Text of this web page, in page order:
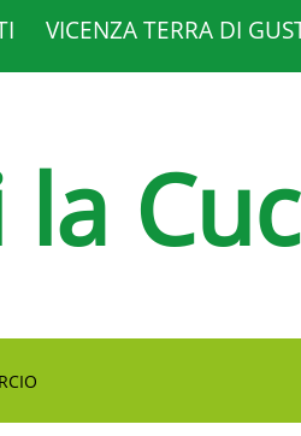
VICENZA TERRA DI
la